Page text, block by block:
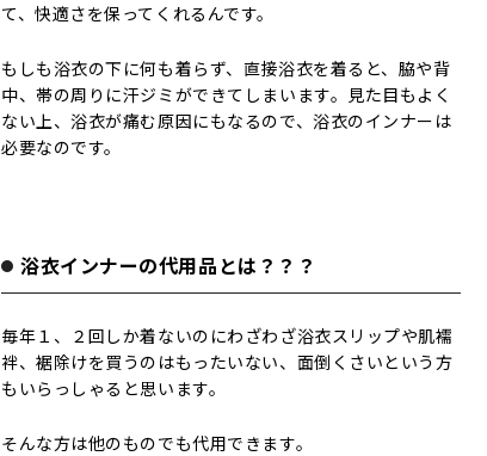
て、快適さを保ってくれるんです。
もしも浴衣の下に何も着らず、直接浴衣を着ると、脇や背
中、帯の周りに汗ジミができてしまいます。見た目もよく
ない上、浴衣が痛む原因にもなるので、浴衣のインナーは
必要なのです。
浴衣インナーの代用品とは？？？
毎年１、２回しか着ないのにわざわざ浴衣スリップや肌襦
袢、裾除けを買うのはもったいない、面倒くさいという方
もいらっしゃると思います。
そんな方は他のものでも代用できます。